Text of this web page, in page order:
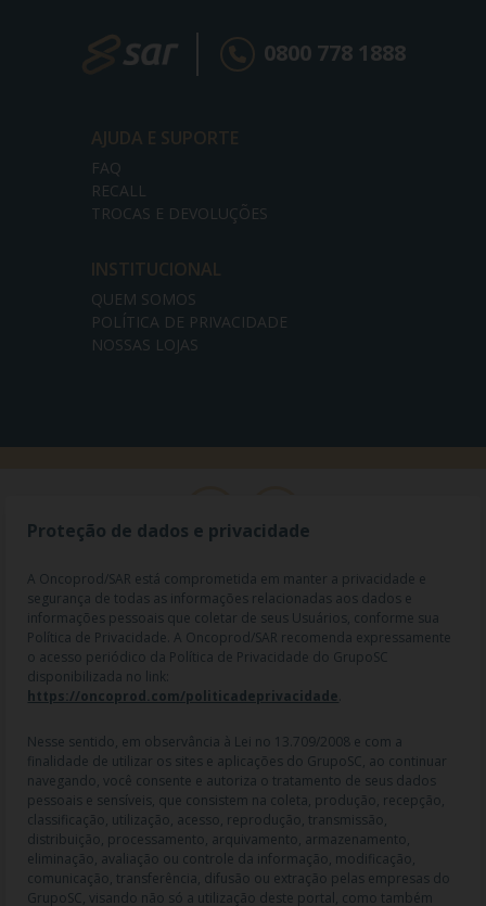
0800 778 1888
AJUDA E SUPORTE
FAQ
RECALL
TROCAS E DEVOLUÇÕES
INSTITUCIONAL
QUEM SOMOS
POLÍTICA DE PRIVACIDADE
NOSSAS LOJAS
RAZÃO SOCIAL: ONCO PROD DIST. DE PROD. HOSP. E ONCOL. LTDA |
04.307.650/0019-64 | IE: 119.242.793.110 | Endereço R: Olimpíadas, nº
100 2º andar CJ 21 22 - Vila Olímpia - SP | Cep: 04551-000 |
Farmacêutico responsável: Dra. Gislaine Lopes de Jesus - CRF/SP 47509
| AFE: 7.60997-7 | CMVS: 355030801-477-010609-1-0.
As informações contidas neste site não devem ser usadas para
automedicação e não substituem, em hipótese alguma, as orientações
dadas pelo profissional da área médica. Somente o médico está apto a
diagnosticar qualquer problema de saúde e prescrever o tratamento
Proteção de dados e privacidade
A Oncoprod/SAR está comprometida em manter a privacidade e
segurança de todas as informações relacionadas aos dados e
informações pessoais que coletar de seus Usuários, conforme sua
Política de Privacidade. A Oncoprod/SAR recomenda expressamente
o acesso periódico da Política de Privacidade do GrupoSC
disponibilizada no link:
https://oncoprod.com/politicadeprivacidade
Nesse sentido, em observância à Lei no 13.709/2008 e com a
finalidade de utilizar os sites e aplicações do GrupoSC, ao continuar
navegando, você consente e autoriza o tratamento de seus dados
pessoais e sensíveis, que consistem na coleta, produção, recepção,
classificação, utilização, acesso, reprodução, transmissão,
distribuição, processamento, arquivamento, armazenamento,
eliminação, avaliação ou controle da informação, modificação,
comunicação, transferência, difusão ou extração pelas empresas do
GrupoSC, visando não só a utilização deste portal, como também